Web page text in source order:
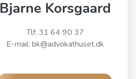
Bjarne Korsgaard
Tlf: 31 64 90 37
E-mail: bk@advokathuset.dk